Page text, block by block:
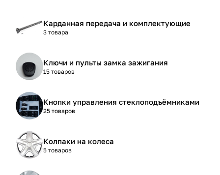
Карданная передача и комплектующие
3 товара
Ключи и пульты замка зажигания
15 товаров
Кнопки управления стеклоподъёмниками
25 товаров
Колпаки на колеса
5 товаров